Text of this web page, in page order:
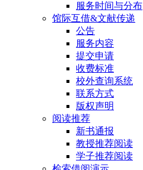
服务时间与分布
馆际互借&文献传递
公告
服务内容
提交申请
收费标准
校外查询系统
联系方式
版权声明
阅读推荐
新书通报
教授推荐阅读
学子推荐阅读